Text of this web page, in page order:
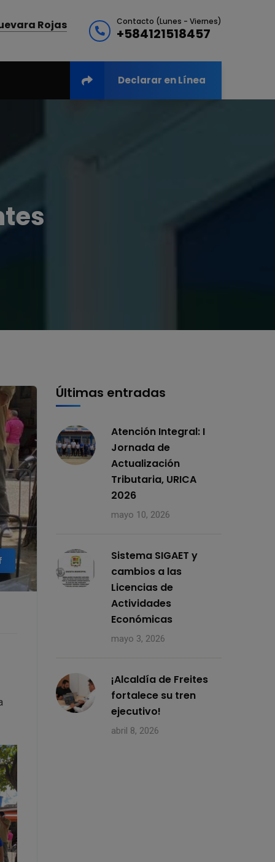
Rojas Contacto (Lunes - Viernes)
+584121518457
Declarar en Línea
Últimas entradas
Atención Integral: I
Jornada de
Actualización
Tributaria, URICA
2026
mayo 10, 2026
Sistema SIGAET y
cambios a las
Licencias de
Actividades
Económicas
mayo 3, 2026
¡Alcaldía de Freites
fortalece su tren
ejecutivo!
abril 8, 2026